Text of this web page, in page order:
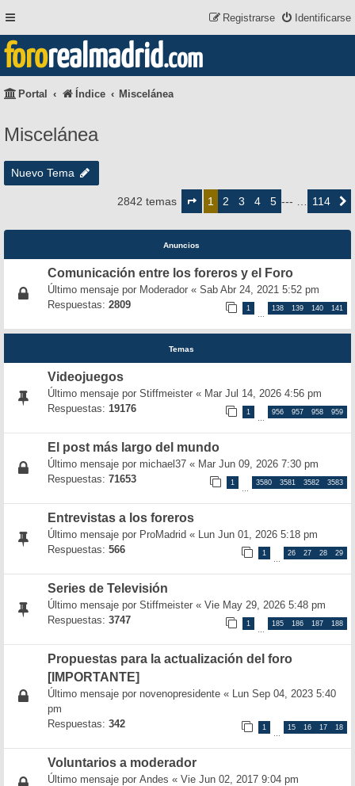
Identificarse
Registrarse
fororealmadrid.com
Portal Índice Miscelánea
Miscelánea
Nuevo Tema
2842 temas
de
1 2 3 4 5 --- … 114
Anuncios
Comunicación entre los foreros y el Foro
Último mensaje por Moderador « Sab Abr 24, 2021 5:52 pm
Respuestas: 2809 1
…
138 139 140 141
Temas
Videojuegos
Último mensaje por Stiffmeister « Mar Jul 14, 2026 4:56 pm
Respuestas: 19176 1
…
956 957 958 959
El post más largo del mundo
Último mensaje por michael37 « Mar Jun 09, 2026 7:30 pm
Respuestas: 71653 1
…
3580 3581 3582 3583
Entrevistas a los foreros
Último mensaje por ProMadrid « Lun Jun 01, 2026 5:18 pm
Respuestas: 566 1
…
26 27 28 29
Series de Televisión
Último mensaje por Stiffmeister « Vie May 29, 2026 5:48 pm
Respuestas: 3747 1
…
185 186 187 188
Propuestas para la actualización del foro
[IMPORTANTE]
Último mensaje por novenopresidente « Lun Sep 04, 2023 5:40
pm
Respuestas: 342 1
…
15 16 17 18
Voluntarios a moderador
Último mensaje por Andes « Vie Jun 02, 2017 9:04 pm